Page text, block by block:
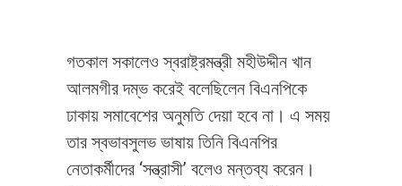
গতকাল সকালেও স্বরাষ্ট্রমন্ত্রী মহীউদ্দীন খান
আলমগীর দম্ভ করেই বলেছিলেন বিএনপিকে
ঢাকায় সমাবেশের অনুমতি দেয়া হবে না। এ সময়
তার স্বভাবসুলভ ভাষায় তিনি বিএনপির
নেতাকর্মীদের ‘সন্ত্রাসী’ বলেও মন্তব্য করেন।